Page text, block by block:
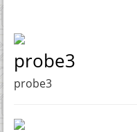
probe3
probe3